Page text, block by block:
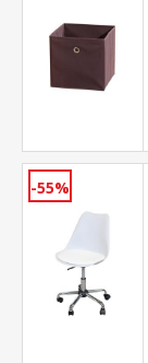
-55%